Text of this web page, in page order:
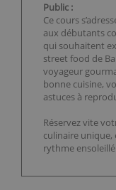
Public :
Ce cours
aux débutants
qui souhaitent
street food de
voyageur
bonne cuisine,
astuces à
Réservez vite
culinaire
rythme